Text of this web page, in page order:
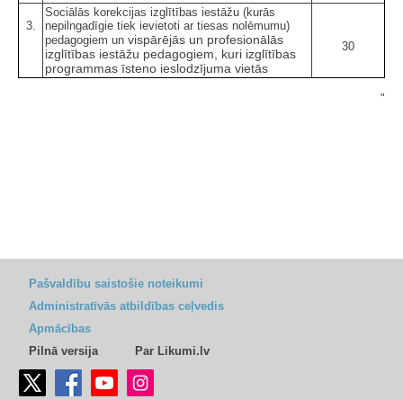
3.
Sociālās korekcijas izglītības iestāžu (kurās
nepilngadīgie tiek ievietoti ar tiesas nolēmumu)
pedagogiem un vispārējās un profesionālās
izglītības iestāžu pedagogiem, kuri izglītības
programmas īsteno ieslodzījuma vietās
30
"
Pašvaldību saistošie noteikumi
Administratīvās atbildības ceļvedis
Apmācības
Pilnā versija
Par Likumi.lv